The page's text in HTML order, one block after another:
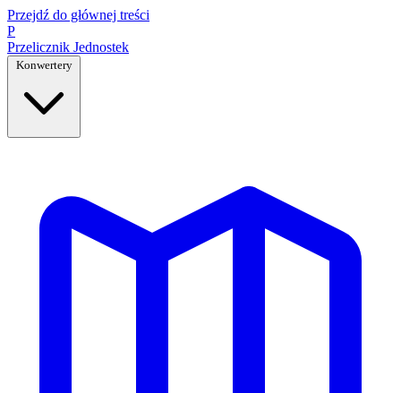
Przejdź do głównej treści
P
Przelicznik Jednostek
Konwertery